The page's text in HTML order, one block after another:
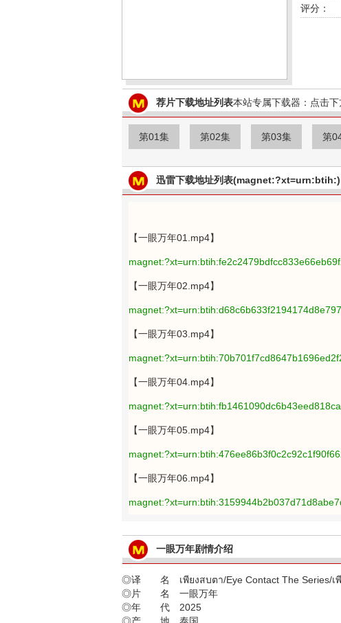
评分：1
荐片下载地址列表本站专属下载器：点击
第01集 第02集 第03集 第
迅雷下载地址列表(magnet:?xt=urn:btih:)
【一眼万年01.mp4】
【一眼万年02.mp4】
【一眼万年03.mp4】
【一眼万年04.mp4】
【一眼万年05.mp4】
【一眼万年06.mp4】
一眼万年剧情介绍
◎译 名 เพียงสบตา/Eye Contact The Series/เพีย
◎片 名 一眼万年
◎年 代 2025